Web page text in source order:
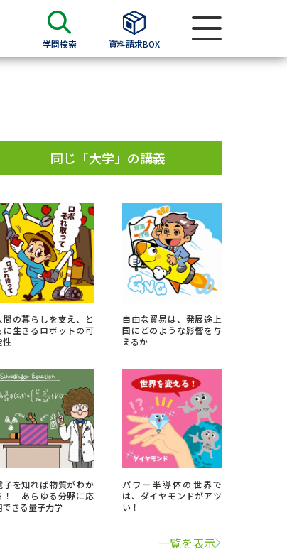
学問検索 資料請求BOX
過去問題集
・進学関連、塾・予備校
高等学校卒業程度認定試験
験
大学検索
同じ「大学」の講義
間の暮らしを支え、と
に生きるロボットの可
性
自由な貿易は、発展途上
国にどのような影響を与
えるか
子を知れば物質がわか
！ あらゆる分野に応
できる量子力学
パワー半導体の世界で
は、ダイヤモンドがアツ
い！
一覧を表示